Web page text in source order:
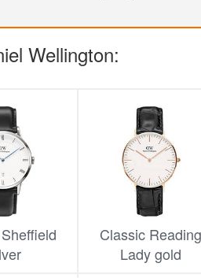
Wellington:
Classic Reading
Lady gold